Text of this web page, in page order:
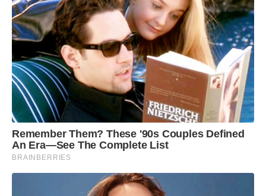
Remember Them? These '90s Couples Defined
An Era—See The Complete List
BRAINBERRIES